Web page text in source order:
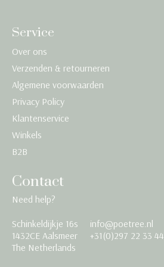
Service
Over ons
Verzenden & retourneren
Algemene voorwaarden
Privacy Policy
Klantenservice
Winkels
B2B
Contact
Need help?
Schinkeldijkje 16s
1432CE Aalsmeer
The Netherlands
info@poetree.nl
+31(0)297 22 33 44